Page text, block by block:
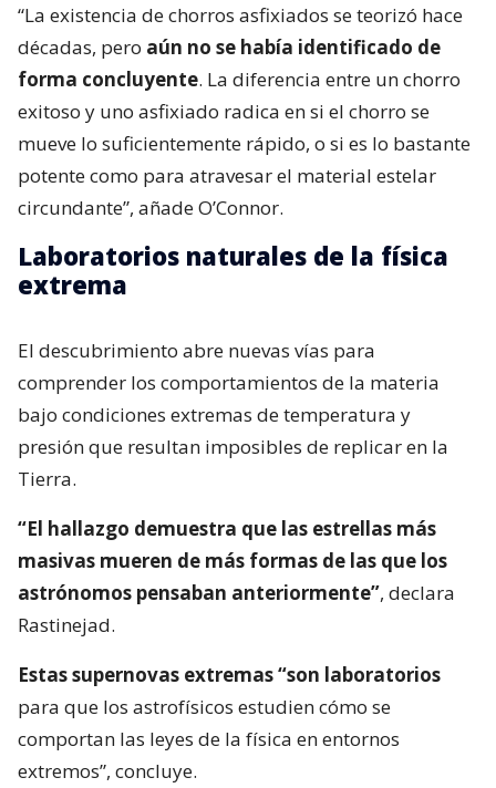
“La existencia de chorros asfixiados se teorizó hace
décadas, pero aún no se había identificado de
forma concluyente. La diferencia entre un chorro
exitoso y uno asfixiado radica en si el chorro se
mueve lo suficientemente rápido, o si es lo bastante
potente como para atravesar el material estelar
circundante”, añade O’Connor.
Laboratorios naturales de la física
extrema
El descubrimiento abre nuevas vías para
comprender los comportamientos de la materia
bajo condiciones extremas de temperatura y
presión que resultan imposibles de replicar en la
Tierra.
“El hallazgo demuestra que las estrellas más
masivas mueren de más formas de las que los
astrónomos pensaban anteriormente”, declara
Rastinejad.
Estas supernovas extremas “son laboratorios
para que los astrofísicos estudien cómo se
comportan las leyes de la física en entornos
extremos”, concluye.